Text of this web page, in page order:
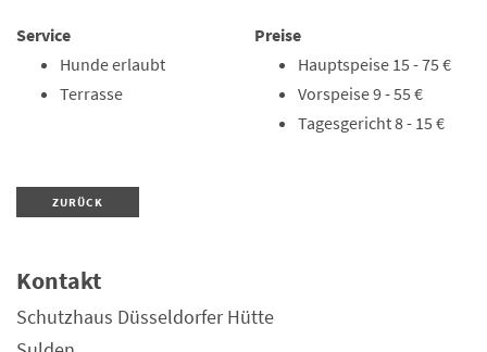
Service
Hunde erlaubt
Terrasse
Preise
Hauptspeise 15 - 75 €
Vorspeise 9 - 55 €
Tagesgericht 8 - 15 €
ZURÜCK
Kontakt
Schutzhaus Düsseldorfer Hütte